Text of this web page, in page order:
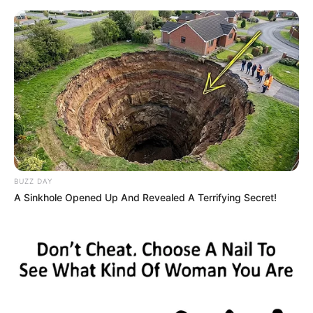
Skip
content
Menu
Geheimtipp:
BUZZ DAY
A Sinkhole Opened Up And Revealed A Terrifying Secret!